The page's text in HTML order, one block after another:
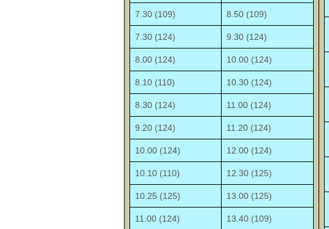
7.30 (109) 8.50 (109)
7.30 (124) 9.30 (124)
8.00 (124) 10.00 (124)
8.10 (110) 10.30 (124)
8.30 (124) 11.00 (124)
9.20 (124) 11.20 (124)
10.00 (124) 12.00 (124)
10.10 (110) 12.30 (125)
10.25 (125) 13.00 (125)
11.00 (124) 13.40 (109)